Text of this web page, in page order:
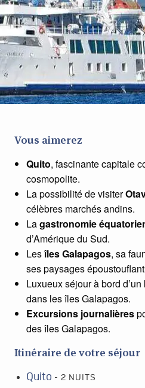
Vous aimerez
Quito, fascinante capitale
cosmopolite.
La possibilité de visiter
célèbres marchés andins.
Lagastronomie
d’Amérique du Sud.
Lesîles Galapagos, sa
ses paysages
Luxueux séjour à bord d’un
dans les îles Galapagos.
Excursions journalières
des îles Galapagos.
Itinéraire de votre séjour
Quito - 2 NUITS